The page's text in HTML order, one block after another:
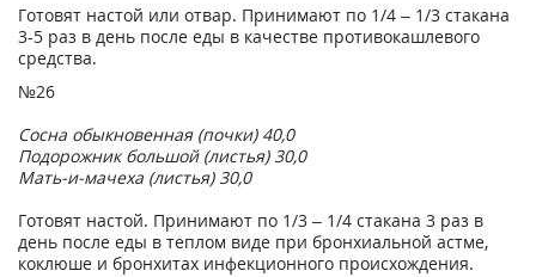
Готовят настой или отвар. Принимают по 1/4 – 1/3 стакана
3-5 раз в день после еды в качестве противокашлевого
средства.
№26
Сосна обыкновенная (почки) 40,0
Подорожник большой (листья) 30,0
Мать-и-мачеха (листья) 30,0
Готовят настой. Принимают по 1/3 – 1/4 стакана 3 раз в
день после еды в теплом виде при бронхиальной астме,
коклюше и бронхитах инфекционного происхождения.